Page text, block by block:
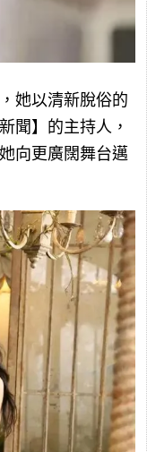
她以清新脫俗的
聞】的主持人，
向更廣闊舞台邁